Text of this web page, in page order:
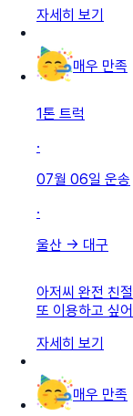
자세히 보기
매우 만족
1톤 트럭
·
07월 06일 운송
·
울산 → 대구
아저씨 완전 친
또 이용하고 싶
자세히 보기
매우 만족